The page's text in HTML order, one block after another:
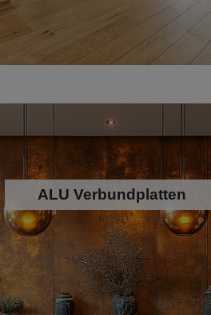
ALU Verbundplatten